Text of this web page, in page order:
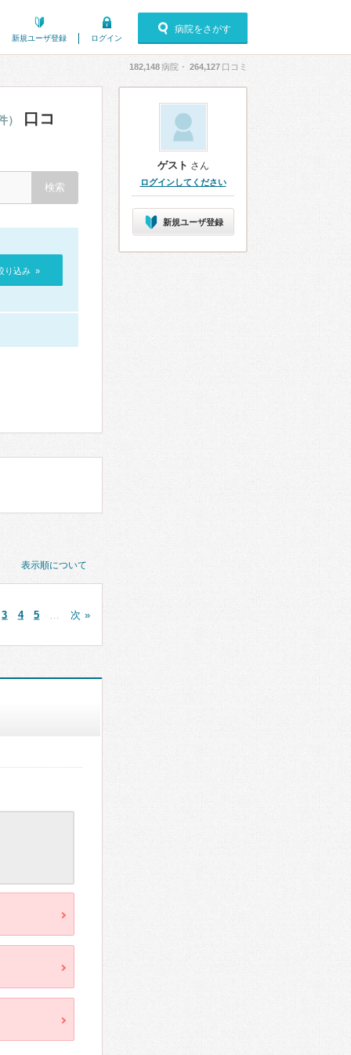
新規ユーザ登録 ログイン
病院をさがす
182,148病院・ 264,127 口コミ
） 口コ
り込み »
表示順について
3 4 5 次 »
ゲスト さん
ログインしてください
新規ユーザ登録